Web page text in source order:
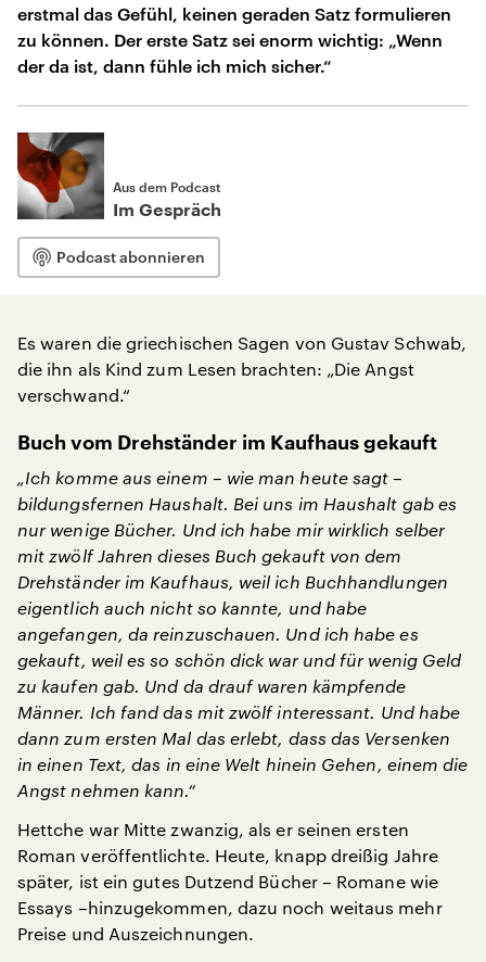
erstmal das Gefühl, keinen geraden Satz formulieren
zu können. Der erste Satz sei enorm wichtig: „Wenn
der da ist, dann fühle ich mich sicher.“
Aus dem Podcast
Im Gespräch
Podcast abonnieren
Es waren die griechischen Sagen von Gustav Schwab,
die ihn als Kind zum Lesen brachten: „Die Angst
verschwand.“
Buch vom Drehständer im Kaufhaus gekauft
„Ich komme aus einem – wie man heute sagt –
bildungsfernen Haushalt. Bei uns im Haushalt gab es
nur wenige Bücher. Und ich habe mir wirklich selber
mit zwölf Jahren dieses Buch gekauft von dem
Drehständer im Kaufhaus, weil ich Buchhandlungen
eigentlich auch nicht so kannte, und habe
angefangen, da reinzuschauen. Und ich habe es
gekauft, weil es so schön dick war und für wenig Geld
zu kaufen gab. Und da drauf waren kämpfende
Männer. Ich fand das mit zwölf interessant. Und habe
dann zum ersten Mal das erlebt, dass das Versenken
in einen Text, das in eine Welt hinein Gehen, einem die
Angst nehmen kann.“
Hettche war Mitte zwanzig, als er seinen ersten
Roman veröffentlichte. Heute, knapp dreißig Jahre
später, ist ein gutes Dutzend Bücher – Romane wie
Essays –hinzugekommen, dazu noch weitaus mehr
Preise und Auszeichnungen.